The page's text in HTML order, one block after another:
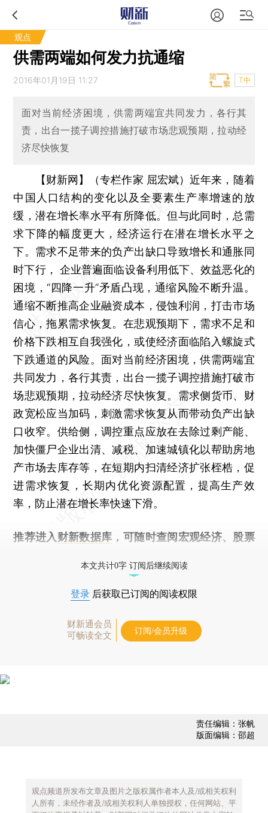
观点
供需两端如何发力抗通缩
2016年01月19日 11:27 T中
面对当前经济困境，供需两端宜共同发力，各行其
责，出台一揽子调控措施打破市场悲观预期，拉动经
济尽快恢复
【财新网】（专栏作家 屈宏斌）近年来，随着
中国人口结构的变化以及全要素生产率增速的放
缓，潜在增长率水平有所降低。但与此同时，总需
求下降的幅度更大，经济运行在潜在增长水平之
下。需求不足带来的负产出缺口导致增长和通胀同
时下行， 企业普遍面临设备利用低下、效益恶化的
困境，“四降一升”矛盾凸现，通缩风险不断升温。
通缩不断推高企业融资成本，侵蚀利润，打击市场
信心，拖累需求恢复。在悲观预期下，需求不足和
价格下跌相互自我强化，或使经济面临陷入螺旋式
下跌通道的风险。面对当前经济困境，供需两端宜
共同发力，各行其责，出台一揽子调控措施打破市
场悲观预期，拉动经济尽快恢复。需求侧货币、财
政宽松应当加码，刺激需求恢复从而带动负产出缺
口收窄。供给侧，调控重点应放在去除过剩产能、
加快僵尸企业出清、减税、加速城镇化以帮助房地
产市场去库存等，在短期内扫清经济扩张桎梏，促
进需求恢复，长期内优化资源配置，提高生产效
率，防止潜在增长率快速下滑。
推荐进入 财新数据库 ，可随时查阅宏观经济、股票
本文共计0字 订阅后继续阅读
登录 后获取已订阅的阅读权限
财新通会员
可畅读全文
订阅/会员升级
责任编辑：张帆
版面编辑：邵超
观点频道所发布文章及图片之版权属作者本人及/或相关权利
人所有，未经作者及/或相关权利人单独授权，任何网站、平